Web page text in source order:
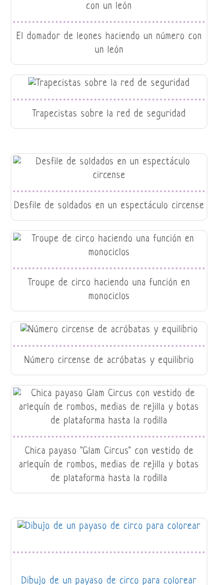
El domador de leones haciendo un número con
un león
Trapecistas sobre la red de seguridad
Desfile de soldados en un espectáculo circense
Troupe de circo haciendo una función en
monociclos
Número circense de acróbatas y equilibrio
Chica payaso "Glam Circus" con vestido de
arlequín de rombos, medias de rejilla y botas
de plataforma hasta la rodilla
Dibujo de un payaso de circo para colorear